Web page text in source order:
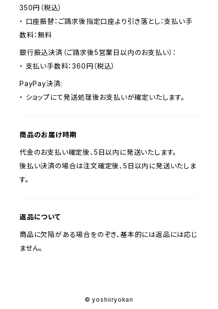
350円（税込）
・ 口座振替：ご請求後指定口座より引き落とし：支払い手
数料：無料
銀行振込決済（ご請求後5営業日以内のお支払い）：
・ 支払い手数料：360円（税込）
PayPay決済:
・ ショップにて発送処理後お支払いが確定いたします。
商品のお届け時期
代金のお支払い確定後、5日以内に発送いたします。
後払い決済の場合は注文確定後、5日以内に発送いたしま
す。
返品について
商品に欠陥がある場合をのぞき、基本的には返品には応じ
ません。
© yoshiiryokan